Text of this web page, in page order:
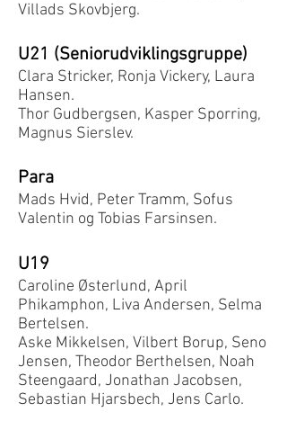
Villads Skovbjerg.
U21 (Seniorudviklingsgruppe)
Clara Stricker, Ronja Vickery, Laura
Hansen.
Thor Gudbergsen, Kasper Sporring,
Magnus Sierslev.
Para
Mads Hvid, Peter Tramm, Sofus
Valentin og Tobias Farsinsen.
U19
Caroline Østerlund, April
Phikamphon, Liva Andersen, Selma
Bertelsen.
Aske Mikkelsen, Vilbert Borup, Seno
Jensen, Theodor Berthelsen, Noah
Steengaard, Jonathan Jacobsen,
Sebastian Hjarsbech, Jens Carlo.